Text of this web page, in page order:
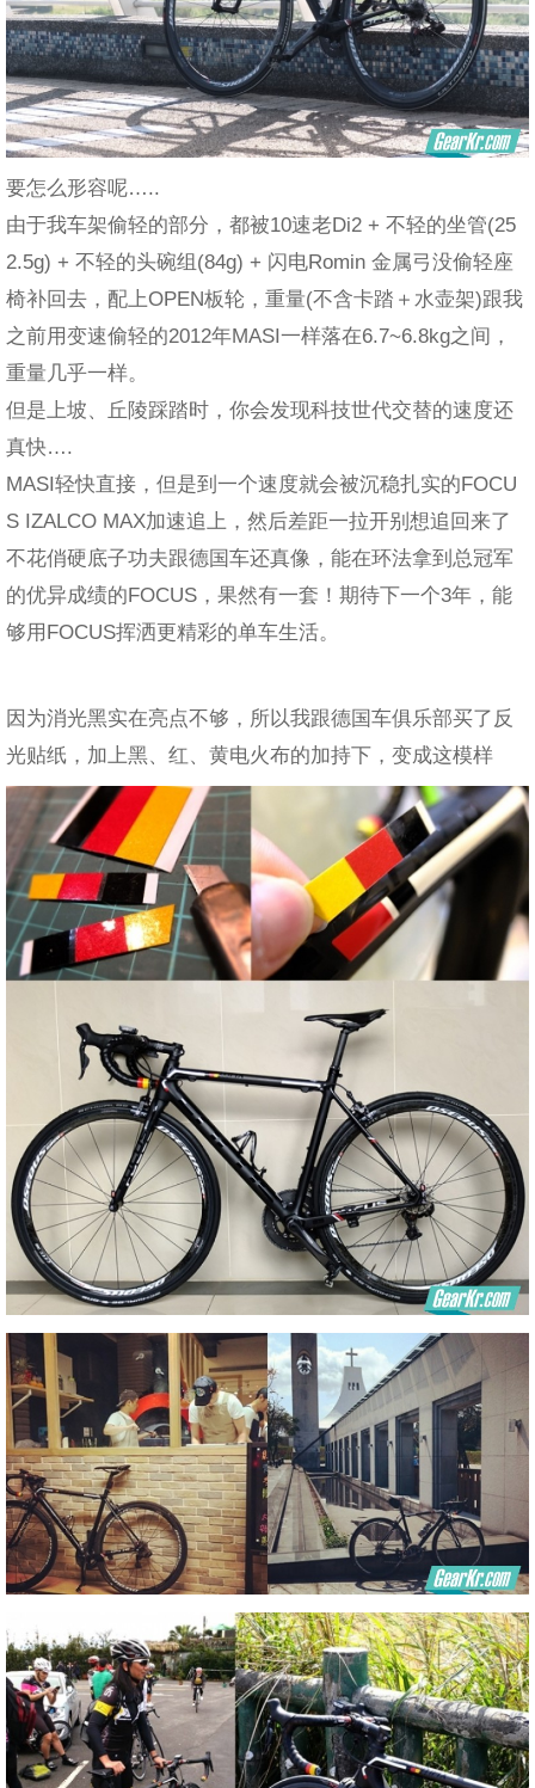
要怎么形容呢…..
由于我车架偷轻的部分，都被10速老Di2 + 不轻的坐管(25
2.5g) + 不轻的头碗组(84g) + 闪电Romin 金属弓没偷轻座
椅补回去，配上OPEN板轮，重量(不含卡踏＋水壶架)跟我
之前用变速偷轻的2012年MASI一样落在6.7~6.8kg之间，
重量几乎一样。
但是上坡、丘陵踩踏时，你会发现科技世代交替的速度还
真快….
MASI轻快直接，但是到一个速度就会被沉稳扎实的FOCU
S IZALCO MAX加速追上，然后差距一拉开别想追回来了
不花俏硬底子功夫跟德国车还真像，能在环法拿到总冠军
的优异成绩的FOCUS，果然有一套！期待下一个3年，能
够用FOCUS挥洒更精彩的单车生活。
因为消光黑实在亮点不够，所以我跟德国车俱乐部买了反
光贴纸，加上黑、红、黄电火布的加持下，变成这模样